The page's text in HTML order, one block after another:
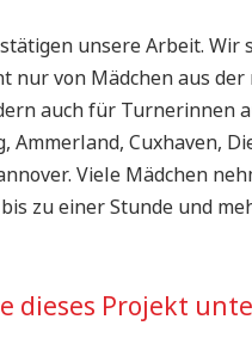
unsere Arbeit. Wir
nur von Mädchen aus der
auch für Turnerinnen
Ammerland, Cuxhaven,
Viele Mädchen
zu einer Stunde und
dieses Projekt